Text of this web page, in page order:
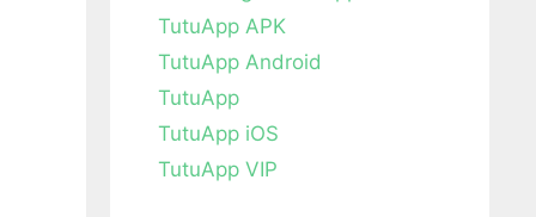
TutuApp APK
TutuApp Android
TutuApp
TutuApp iOS
TutuApp VIP